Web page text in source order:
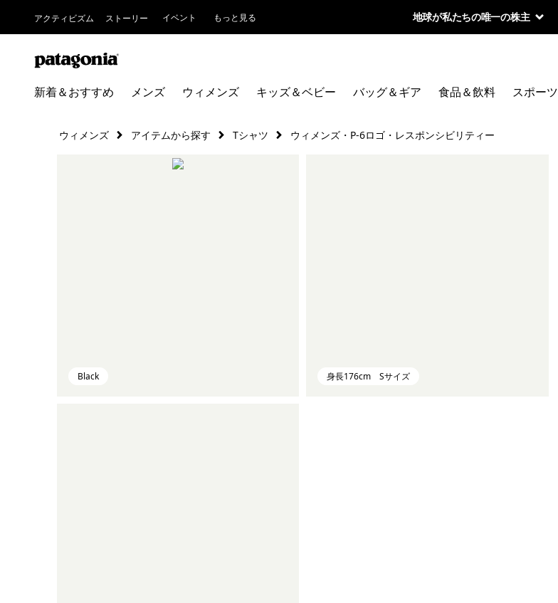
アクティビズム ストーリー イベント もっと見る 地球が私たちの唯一の株主
新着＆おすすめ メンズ ウィメンズ キッズ＆ベビー バッグ＆ギア 食品＆飲料 スポーツ
ウィメンズ アイテムから探す Tシャツ ウィメンズ・P-6ロゴ・レスポンシビリティー
Black 身長176cm Sサイズ